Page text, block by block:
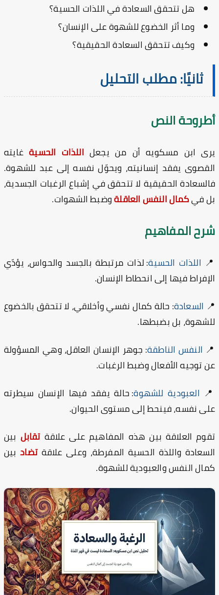
هل تتحقق السعادة في اللذات الحسية؟
وما أثر الخضوع للشهوة على الإنسان؟
وكيف تتحقق السعادة الحقيقية؟
ثانيًا: مطلب التحليل
النص
ابن مسكويه أن من يجعلاللذات الحسيةغايته
يفقد إنسانيته، ويحوّل نفسه إلى عبد للشهوة.
الحقيقية لا تتحقق في إشباع الرغبات الجسدية،
فيكمال النفس العاقلةوضبط الشهوات.
المفاهيم
اللذات الحسية: لذات مرتبطة بالجسد والحواس، يؤدّي
فيها إلى انحطاط الإنسان.
السعادة: حالة كمال نفسي وأخلاقي، لا تتحقق بالخضوع
بل بضبطها.
النفس الناطقة: جوهر الإنسان العاقل، وهي المسؤولة
توجيه الأفعال وضبط الرغبات.
العبودية للشهوة: حالة يفقد فيها الإنسان سيطرته
نفسه، فينحط إلى مستوى الحيوان.
العلاقة بين هذه المفاهيم على علاقةتقابلبين
واللذة الحسية المفرطة، وعلى علاقةتضادبين
النفس والعبودية للشهوة.